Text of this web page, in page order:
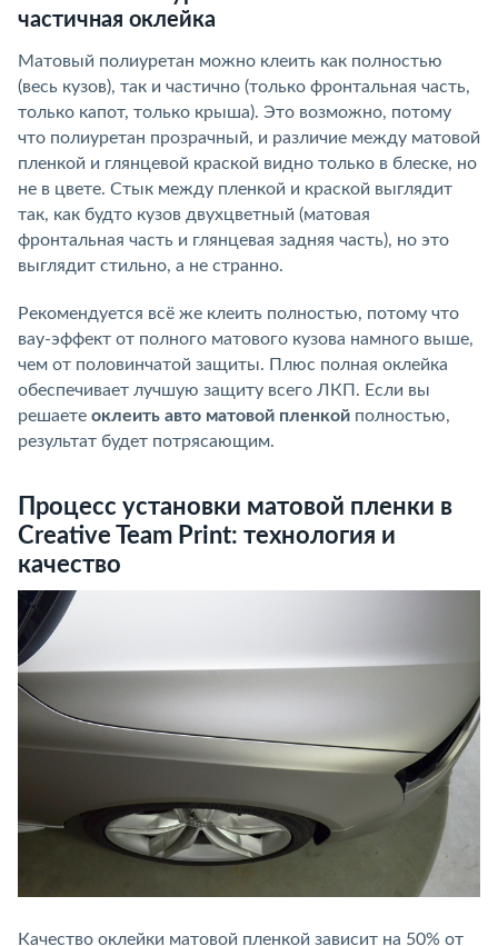
частичная оклейка
Матовый полиуретан можно клеить как полностью
(весь кузов), так и частично (только фронтальная часть,
только капот, только крыша). Это возможно, потому
что полиуретан прозрачный, и различие между матовой
пленкой и глянцевой краской видно только в блеске, но
не в цвете. Стык между пленкой и краской выглядит
так, как будто кузов двухцветный (матовая
фронтальная часть и глянцевая задняя часть), но это
выглядит стильно, а не странно.
Рекомендуется всё же клеить полностью, потому что
вау-эффект от полного матового кузова намного выше,
чем от половинчатой защиты. Плюс полная оклейка
обеспечивает лучшую защиту всего ЛКП. Если вы
решаете оклеить авто матовой пленкой полностью,
результат будет потрясающим.
Процесс установки матовой пленки в
Creative Team Print: технология и
качество
Качество оклейки матовой пленкой зависит на 50% от